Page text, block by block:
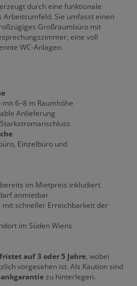
durch eine funktionale
Arbeitsumfeld. Sie umfasst einen
Großraumbüro mit
eine voll
WC-Anlagen.
mit 6–8 m Raumhöhe
Anlieferung
Einzelbüro und
bereits im Mietpreis inkludiert
anmietbar
schneller Erreichbarkeit der
im Süden Wiens
auf 3 oder 5 Jahre, wobei
vorgesehen ist. Als Kaution sind
zu hinterlegen.